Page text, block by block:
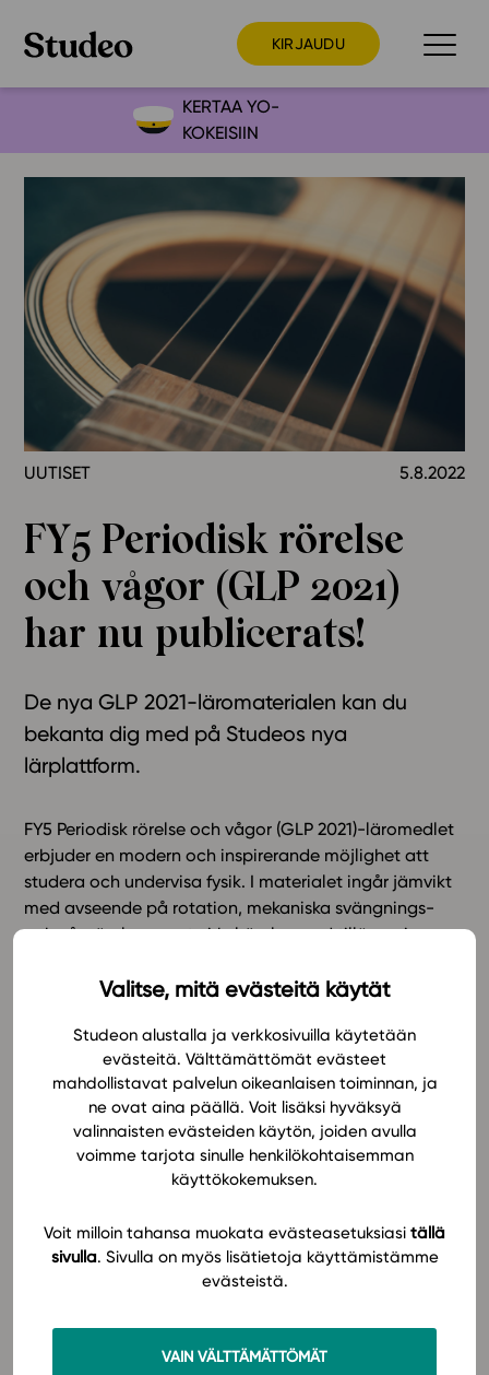
Valitse, mitä evästeitä käytät
Studeon alustalla ja verkkosivuilla käytetään
evästeitä. Välttämättömät evästeet
mahdollistavat palvelun oikeanlaisen toiminnan, ja
ne ovat aina päällä. Voit lisäksi hyväksyä
valinnaisten evästeiden käytön, joiden avulla
voimme tarjota sinulle henkilökohtaisemman
käyttökokemuksen.
Voit milloin tahansa muokata evästeasetuksiasi tällä
sivulla. Sivulla on myös lisätietoja käyttämistämme
evästeistä.
VAIN VÄLTTÄMÄTTÖMÄT
KIRJAUDU
Preppaaja
Opiskelija
Huoltaja
Kokeilutarjous
Ainstain
Alakoulu
Yläkoulu
Lukio
Ominaisuudet
Tapahtumakalenteri
Webinaari­tallenteet
Yhteisö
Suosittelut
Ohjevideot
Oppikirjailijat
Tiimi
Eettiset periaatteet tekoälyn käyttöön
Tilaa uutiskirje
Ota yhteyttä
In English
KERTAA YO-
KOKEISIIN
UUTISET 5.8.2022
FY5 Periodisk rörelse
och vågor (GLP 2021)
har nu publicerats!
De nya GLP 2021-läromaterialen kan du
bekanta dig med på Studeos nya
lärplattform.
FY5 Periodisk rörelse och vågor (GLP 2021)-läromedlet
erbjuder en modern och inspirerande möjlighet att
studera och undervisa fysik. I materialet ingår jämvikt
med avseende på rotation, mekaniska svängnings-
och vågrörelser samt cirkelrörelse med tillämpningar
och ljud ger den studerande möjlighet att öva sig i
användandet av begrepp och färdigheter att ställa
upp modeller för periodisk rörelse. När ljudets
fysikaliska egenskaper behandlas fästs
uppmärksamhet vid bland annat hur buller och musik
påverkar välmåendet.
Läromedlet innehåller omfattande material med
simulationer och videoinspelningar som stärker den
fysikaliska förståelsen. Mångsidiga laborationer och
så att tekniska hjälpmedel utnyttjas. Kapitlens
exempel innehåller också mätresultat färdiga för